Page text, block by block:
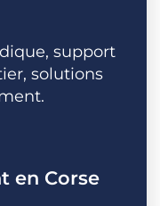
support
solutions
en Corse